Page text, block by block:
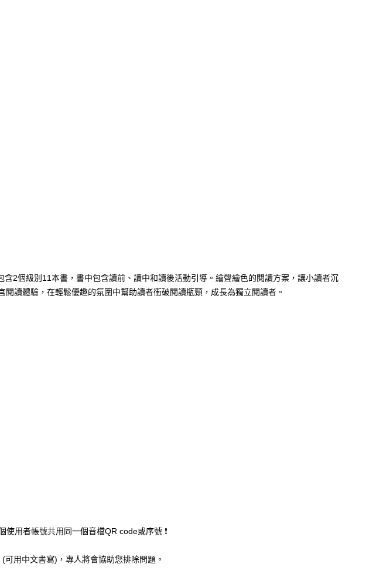
2個級別11本書，書中包含讀前、讀中和讀後活動引導。繪聲繪色的閱讀方案，讓小讀者沉
讀體驗，在輕鬆優趣的氛圍中幫助讀者衝破閱讀瓶頸，成長為獨立閱讀者。
用者帳號共用同一個音檔QR code或序號 ❗
用中文書寫)，專人將會協助您排除問題。